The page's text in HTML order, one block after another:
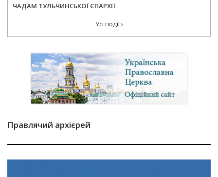
ЧАДАМ ТУЛЬЧИНСЬКОЇ ЄПАРХІЇ
Усі події ›
Правлячий архієрей